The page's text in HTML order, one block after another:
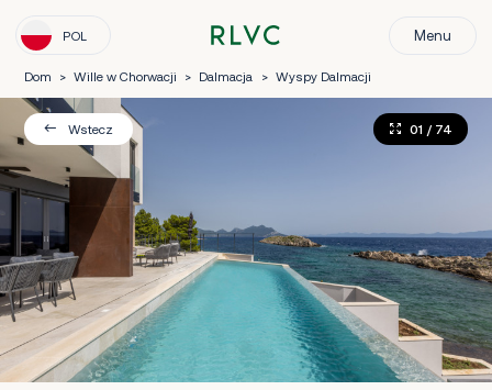
POL Menu
Dom > Wille w Chorwacji > Dalmacja > Wyspy Dalmacji
Wstecz 01 / 74